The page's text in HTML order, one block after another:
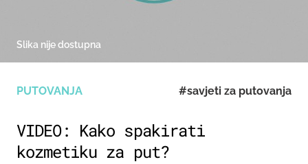
PUTOVANJA #savjeti za putovanja
VIDEO: Kako spakirati
kozmetiku za put?
Slika nije dostupna